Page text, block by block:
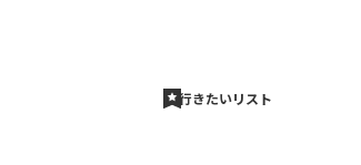
行きたいリスト